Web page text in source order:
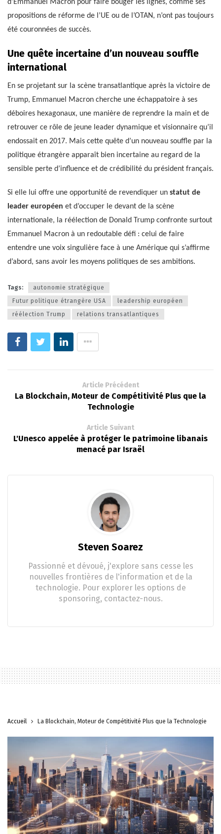
d’Emmanuel Macron pour faire bouger les lignes, comme ses
propositions de réforme de l’UE ou de l’OTAN, n’ont pas toujours
été couronnées de succès.
Une quête incertaine d’un nouveau souffle
international
En se projetant sur la scène transatlantique après la victoire de
Trump, Emmanuel Macron cherche une échappatoire à ses
déboires hexagonaux, une manière de reprendre la main et de
retrouver ce rôle de jeune leader dynamique et visionnaire qu’il
endossait en 2017. Mais cette quête d’un nouveau souffle par la
politique étrangère apparaît bien incertaine au regard de la
sensible perte d’influence et de crédibilité du président français.
Si elle lui offre une opportunité de revendiquer un statut de
leader européen et d’occuper le devant de la scène
internationale, la réélection de Donald Trump confronte surtout
Emmanuel Macron à un redoutable défi : celui de faire
entendre une voix singulière face à une Amérique qui s’affirme
d’abord, sans avoir les moyens politiques de ses ambitions.
Tags:
autonomie stratégique
Futur politique étrangère USA
leadership européen
réélection Trump
relations transatlantiques
Article Précédent
La Blockchain, Moteur de Compétitivité Plus que la
Technologie
Article Suivant
L'Unesco appelée à protéger le patrimoine libanais
menacé par Israël
Steven Soarez
Passionné et dévoué, j'explore sans cesse les
nouvelles frontières de l'information et de la
technologie. Pour explorer les options de
sponsoring, contactez-nous.
Accueil La Blockchain, Moteur de Compétitivité Plus que la Technologie